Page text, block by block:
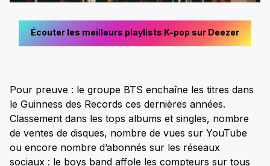
Écouter les meilleurs playlists K-pop sur Deezer
Pour preuve : le groupe BTS enchaîne les titres dans
le Guinness des Records ces dernières années.
Classement dans les tops albums et singles, nombre
de ventes de disques, nombre de vues sur YouTube
ou encore nombre d’abonnés sur les réseaux
sociaux : le boys band affole les compteurs sur tous